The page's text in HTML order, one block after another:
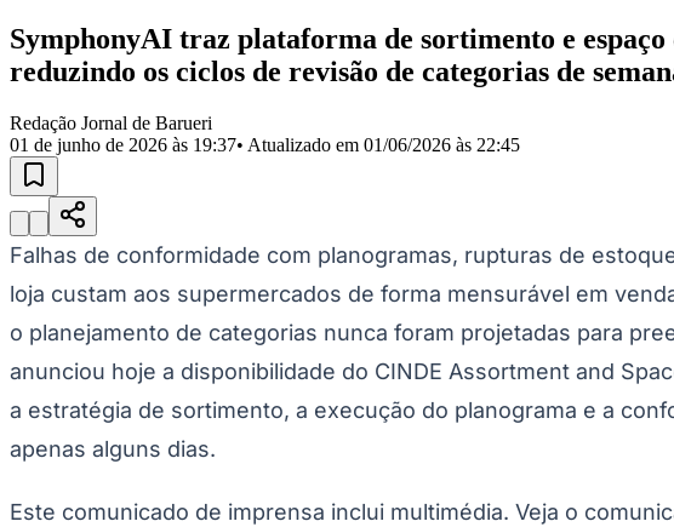
Obras
Educação
Selecione sua regiãoPara notícias da sua região
Aldeia Aldeia da Serra
Militar
Itapevi
CristinaJardim Maria HelenaJardim MutingaJardim Paraíso Jardim PaulistaJardim
Parque Imperial Parque Santa Luzia Parque Viana
CondeVila Engenho NovoVila MárciaVila Nossa Sra. da EscadaVila PortoVotupoca
Anuncie no Portal
Guia de Empresas
Divulgar VagasNovo
Publicidade Legal
Negócios Regionais
Segurança Regional
SymphonyAI traz plataforma de sortimento e
reduzindo os ciclos de revisão de categorias de
Redação Jornal de Barueri
01 de junho de 2026 às 19:37• Atualizado em 01/06/2026 às 22:45
Falhas de conformidade com planogramas, rupturas de
loja custam aos supermercados de forma mensurável em
o planejamento de categorias nunca foram projetadas para
anunciou hoje a disponibilidade do CINDE Assortment and
a estratégia de sortimento, a execução do planograma e a
apenas alguns dias.
Este comunicado de imprensa inclui multimédia. Veja o